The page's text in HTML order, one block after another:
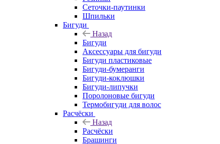
Сеточки-паутинки
Шпильки
Бигуди
Назад
Бигуди
Аксессуары для бигуди
Бигуди пластиковые
Бигуди-бумеранги
Бигуди-коклюшки
Бигуди-липучки
Поролоновые бигуди
Термобигуди для волос
Расчёски
Назад
Расчёски
Брашинги